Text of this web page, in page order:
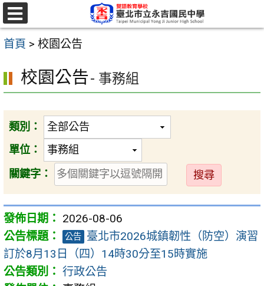
跳
至
主
容
區
選
單
首頁 > 校園公告
校園公告- 事務組
類別：
單位：
關鍵字：
送
出
2026-08-06
公告 臺北市2026城鎮韌性（防空）演習
訂於8月13日（四）14時30分至15時實施
行政公告